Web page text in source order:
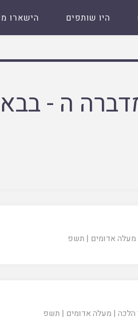
היו שותפים הישארו
ה - בבא
מעלה אדומים | תשפ
הלכה | מעלה אדומים | תשפ